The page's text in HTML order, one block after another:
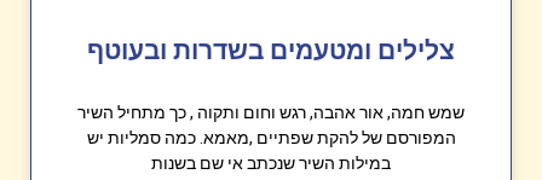
צלילים ומטעמים בשדרות ובעוטף
שמש חמה, אור אהבה, רגש וחום ותקוה , כך מתחיל השיר
המפורסם של להקת שפתיים ,מאמא. כמה סמליות יש
במילות השיר שנכתב אי שם בשנות